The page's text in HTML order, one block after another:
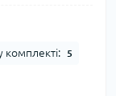
комплекті: 5